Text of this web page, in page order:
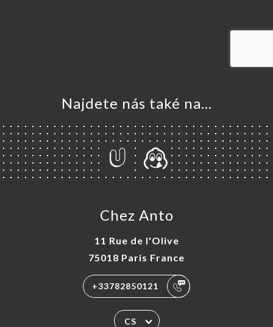
Najdete nás také na...
Chez Anto
11 Rue de l'Olive
75018 Paris France
+33782850121
CS